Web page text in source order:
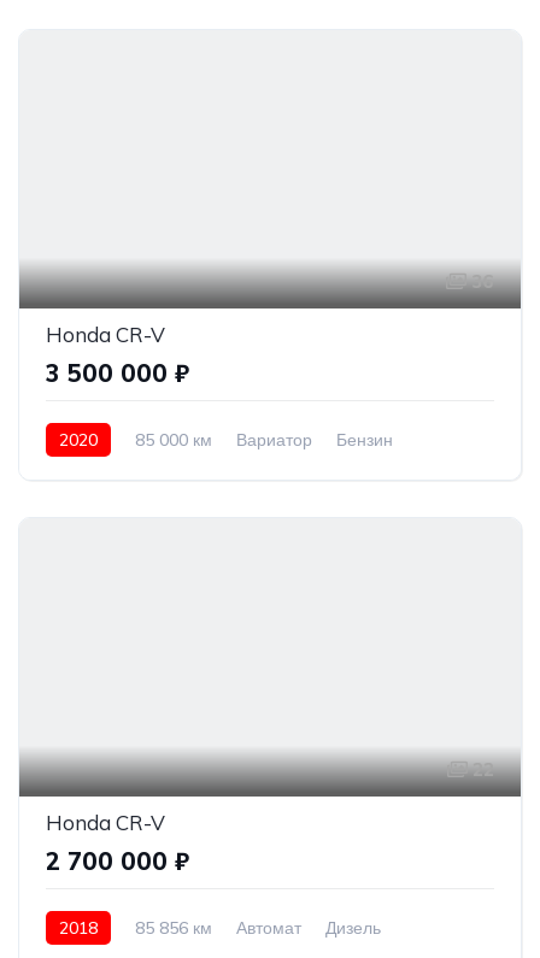
36
Honda CR-V
3 500 000 ₽
2020 85 000 км Вариатор
Бензин
22
Honda CR-V
2 700 000 ₽
2018 85 856 км Автомат
Дизель